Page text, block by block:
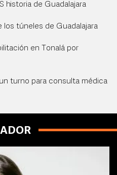
historia de Guadalajara
los túneles de Guadalajara
en Tonalá por
turno para consulta médica